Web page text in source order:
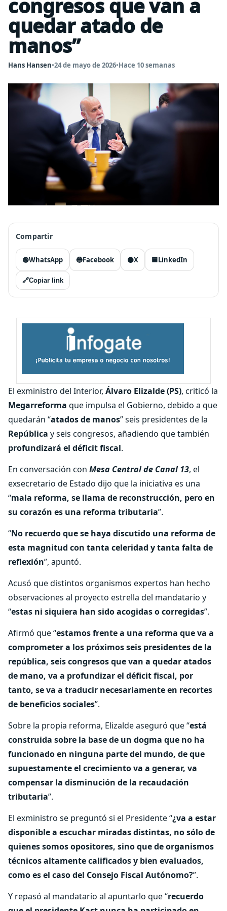
congresos que van a
quedar atado de
manos”
Hans Hansen•24 de mayo de 2026•Hace 10 semanas
Compartir
🟢WhatsApp 🔵Facebook ⚫X 🟦LinkedIn
🔗Copiar link
El exministro del Interior, Álvaro Elizalde (PS), criticó la
Megarreforma que impulsa el Gobierno, debido a que
quedarán “atados de manos” seis presidentes de la
República y seis congresos, añadiendo que también
profundizará el déficit fiscal.
En conversación con Mesa Central de Canal 13, el
exsecretario de Estado dijo que la iniciativa es una
“mala reforma, se llama de reconstrucción, pero en
su corazón es una reforma tributaria”.
“No recuerdo que se haya discutido una reforma de
esta magnitud con tanta celeridad y tanta falta de
reflexión”, apuntó.
Acusó que distintos organismos expertos han hecho
observaciones al proyecto estrella del mandatario y
“estas ni siquiera han sido acogidas o corregidas”.
Afirmó que “estamos frente a una reforma que va a
comprometer a los próximos seis presidentes de la
república, seis congresos que van a quedar atados
de mano, va a profundizar el déficit fiscal, por
tanto, se va a traducir necesariamente en recortes
de beneficios sociales”.
Sobre la propia reforma, Elizalde aseguró que “está
construida sobre la base de un dogma que no ha
funcionado en ninguna parte del mundo, de que
supuestamente el crecimiento va a generar, va
compensar la disminución de la recaudación
tributaria”.
El exministro se preguntó si el Presidente “¿va a estar
disponible a escuchar miradas distintas, no sólo de
quienes somos opositores, sino que de organismos
técnicos altamente calificados y bien evaluados,
como es el caso del Consejo Fiscal Autónomo?”.
Y repasó al mandatario al apuntarlo que “recuerdo